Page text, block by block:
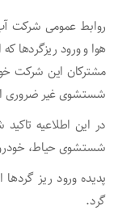
روابط عمومی شرکت
هوا و ورود ریزگرد‌ها
مشترکان این شرکت
شستشوی غیر ضروری
در این اطلاعیه
شستشوی حیاط، خودرو
پدیده ورود ریز
گرد.